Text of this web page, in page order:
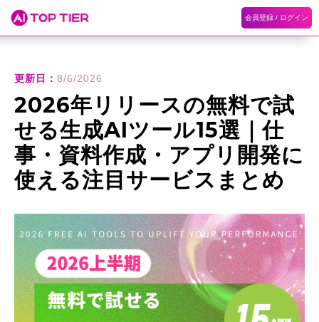
会員登録 / ログイン
更新日： 8/6/2026
2026年リリースの無料で試
せる生成AIツール15選｜仕
事・資料作成・アプリ開発に
使える注目サービスまとめ
ホーム 記事